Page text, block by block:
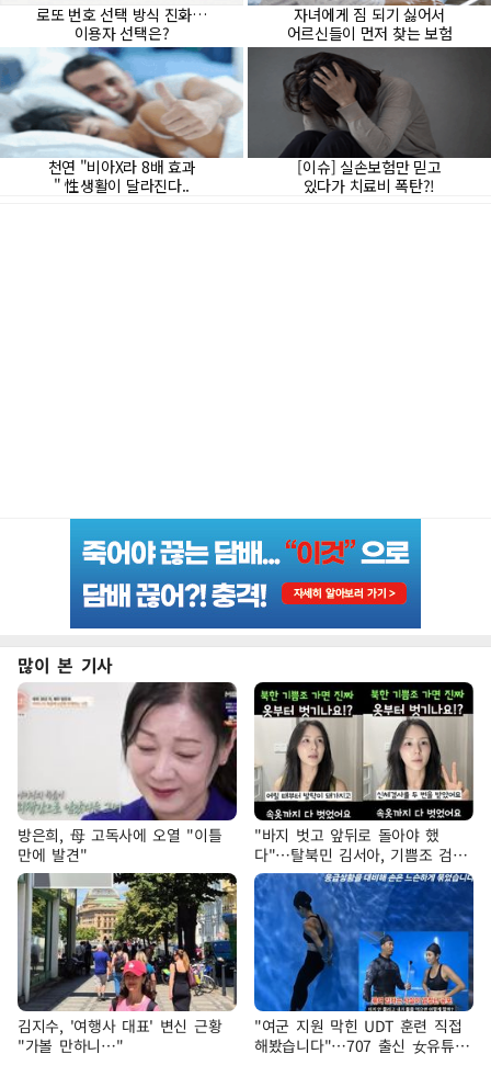
많이 본 기사
방은희, 母 고독사에 오열 "이틀
만에 발견"
"바지 벗고 앞뒤로 돌아야 했
다"…탈북민 김서아, 기쁨조 검사
수치심 회상
김지수, '여행사 대표' 변신 근황
"가볼 만하니…"
"여군 지원 막힌 UDT 훈련 직접
해봤습니다"…707 출신 女유튜버